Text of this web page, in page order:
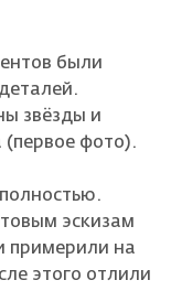
были
звёзды и
фото).
эскизам
примерили на
этого отлили